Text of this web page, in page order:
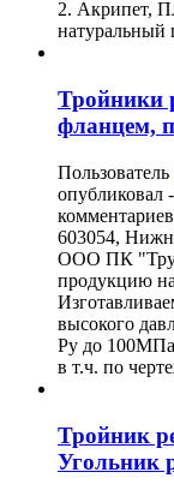
2. Акрипет,
натуральный
Тройники
фланцем,
Пользователь
опубликовал -
603054,
ООО ПК
продукцию
высокого
Ру до
в т.ч. по
Тройник
Угольник